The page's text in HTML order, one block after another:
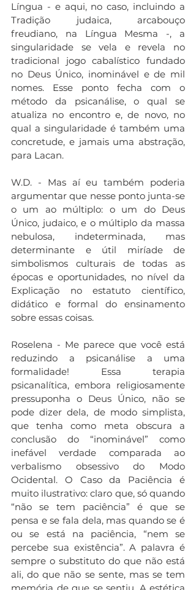
Língua - e aqui, no caso, incluindo a
Tradição judaica, arcabouço
freudiano, na Língua Mesma -, a
singularidade se vela e revela no
tradicional jogo cabalístico fundado
no Deus Único, inominável e de mil
nomes. Esse ponto fecha com o
método da psicanálise, o qual se
atualiza no encontro e, de novo, no
qual a singularidade é também uma
concretude, e jamais uma abstração,
para Lacan.
W.D. - Mas aí eu também poderia
argumentar que nesse ponto junta-se
o um ao múltiplo: o um do Deus
Único, judaico, e o múltiplo da massa
nebulosa, indeterminada, mas
determinante e útil miríade de
simbolismos culturais de todas as
épocas e oportunidades, no nível da
Explicação no estatuto científico,
didático e formal do ensinamento
sobre essas coisas.
Roselena - Me parece que você está
reduzindo a psicanálise a uma
formalidade! Essa terapia
psicanalítica, embora religiosamente
pressuponha o Deus Único, não se
pode dizer dela, de modo simplista,
que tenha como meta obscura a
conclusão do “inominável” como
inefável verdade comparada ao
verbalismo obsessivo do Modo
Ocidental. O Caso da Paciência é
muito ilustrativo: claro que, só quando
“não se tem paciência” é que se
pensa e se fala dela, mas quando se é
ou se está na paciência, “nem se
percebe sua existência”. A palavra é
sempre o substituto do que não está
ali, do que não se sente, mas se tem